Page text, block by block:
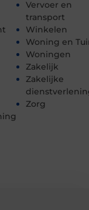
Vervoer en
transport
Winkelen
Woning en
Woningen
Zakelijk
Zakelijke
Zorg